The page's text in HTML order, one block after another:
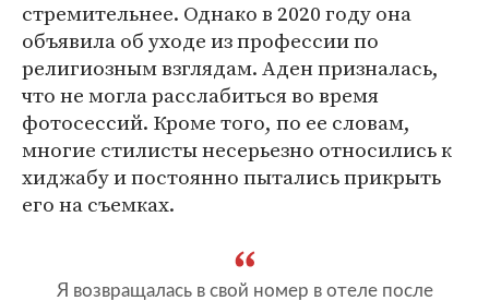
стремительнее. Однако в 2020 году она
объявила об уходе из профессии по
религиозным взглядам. Аден призналась,
что не могла расслабиться во время
фотосессий. Кроме того, по ее словам,
многие стилисты несерьезно относились к
хиджабу и постоянно пытались прикрыть
его на съемках.
Я возвращалась в свой номер в отеле после